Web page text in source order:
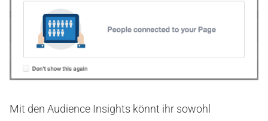
Mit den Audience Insights könnt ihr sowohl